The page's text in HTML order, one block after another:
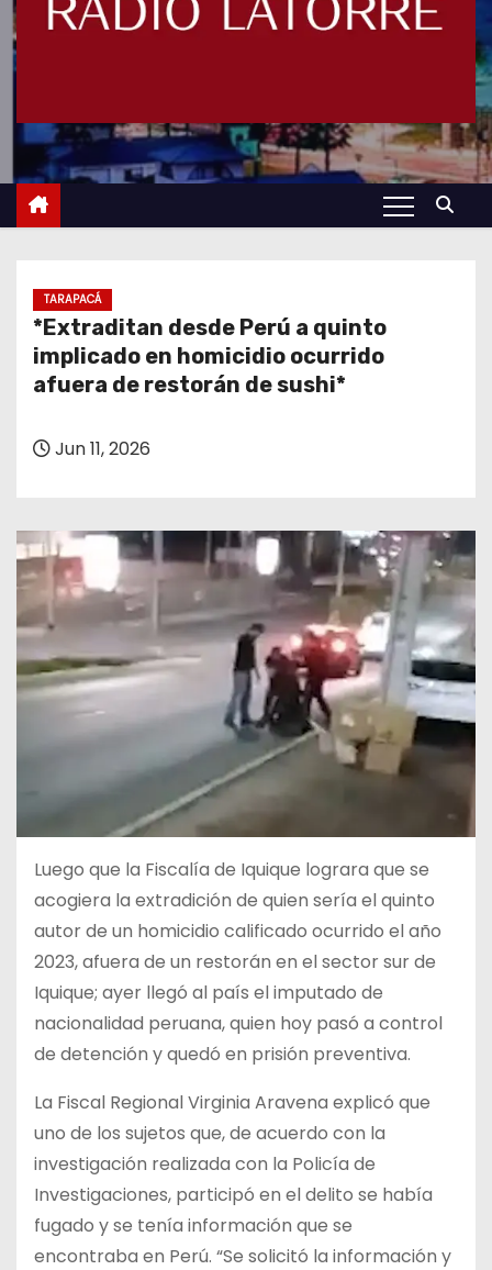
TARAPACÁ
*Extraditan desde Perú a quinto
implicado en homicidio ocurrido
afuera de restorán de sushi*
Jun 11, 2026
Luego que la Fiscalía de Iquique lograra que se
acogiera la extradición de quien sería el quinto
autor de un homicidio calificado ocurrido el año
2023, afuera de un restorán en el sector sur de
Iquique; ayer llegó al país el imputado de
nacionalidad peruana, quien hoy pasó a control
de detención y quedó en prisión preventiva.
La Fiscal Regional Virginia Aravena explicó que
uno de los sujetos que, de acuerdo con la
investigación realizada con la Policía de
Investigaciones, participó en el delito se había
fugado y se tenía información que se
encontraba en Perú. “Se solicitó la información y